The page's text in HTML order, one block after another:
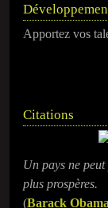
Apportez vos
Citations
Un pays ne
plus prospères.
(Barack Obama